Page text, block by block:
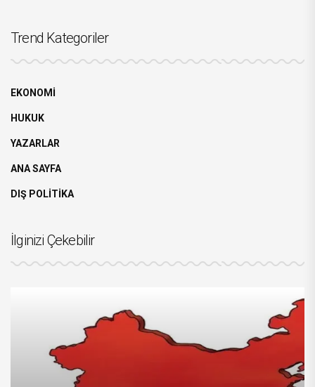
Trend Kategoriler
EKONOMİ
HUKUK
YAZARLAR
ANA SAYFA
DIŞ POLİTİKA
İlginizi Çekebilir